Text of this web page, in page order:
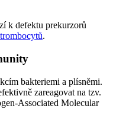
k defektu prekurzorů
trombocytů.
bakteriemi a plísněmi.
zareagovat na tzv.
Associated Molecular